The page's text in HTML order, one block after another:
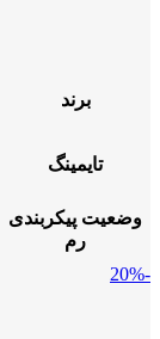
برند
تایمینگ
وضعیت پیکربندی
رم
-20%